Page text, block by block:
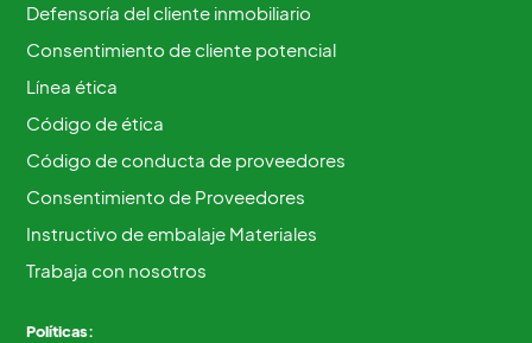
Defensoría del cliente inmobiliario
Consentimiento de cliente potencial
Línea ética
Código de ética
Código de conducta de proveedores
Consentimiento de Proveedores
Instructivo de embalaje Materiales
Trabaja con nosotros
Políticas: